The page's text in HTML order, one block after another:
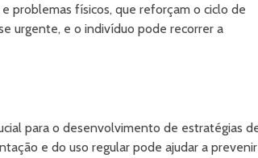
problemas físicos, que reforçam o ciclo de
urgente, e o indivíduo pode recorrer a
para o desenvolvimento de estratégias
e do uso regular pode ajudar a